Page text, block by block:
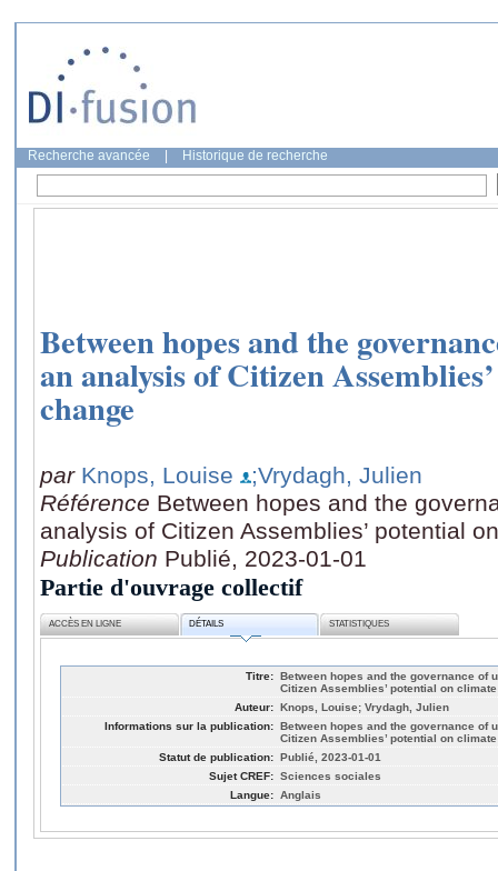
Recherche avancée Historique de recherche
Between hopes and the
an analysis of Citizen
change
par Knops, Louise
;Vrydagh, Julien
Référence Between hopes and the
analysis of Citizen Assemblies’ potential
Publication Publié, 2023-01-01
Partie d'ouvrage collectif
ACCÈS EN LIGNE DÉTAILS STATISTIQUES
Titre: Between hopes and the governance of
Citizen Assemblies’ potential on
Auteur: Knops, Louise; Vrydagh, Julien
Informations sur la publication: Between hopes and the governance of
Citizen Assemblies’ potential on
Statut de publication: Publié, 2023-01-01
Sujet CREF: Sciences sociales
Langue: Anglais